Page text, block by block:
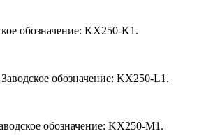
обозначение: KX250-K1.
обозначение: KX250-L1.
обозначение: KX250-M1.